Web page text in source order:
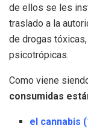
de ellos se les
traslado a la
de drogas
psicotrópicas.
Como viene
consumidas
el cannabis